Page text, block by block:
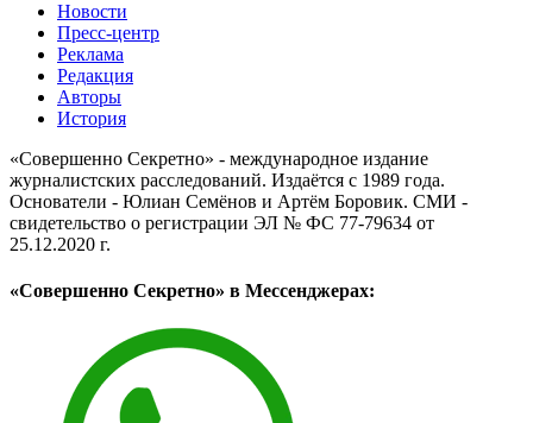
Новости
Пресс-центр
Реклама
Редакция
Авторы
История
«Совершенно Секретно» - международное издание
журналистских расследований. Издаётся с 1989 года.
Основатели - Юлиан Семёнов и Артём Боровик. CМИ -
свидетельство о регистрации ЭЛ № ФС 77-79634 от
25.12.2020 г.
«Совершенно Секретно» в Мессенджерах: